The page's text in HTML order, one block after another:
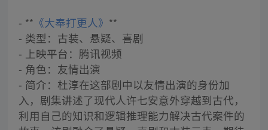
- ** 《大奉打更人》 **
- 类型：古装、悬疑、喜剧
- 上映平台：腾讯视频
- 角色：友情出演
- 简介：杜淳在这部剧中以友情出演的身份加
入，剧集讲述了现代人许七安意外穿越到古代，
利用自己的知识和逻辑推理能力解决古代案件的